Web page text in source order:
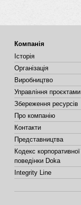
Компанія
Історія
Організація
Виробництво
Управління проєктами
Збереження ресурсів
Про компанію
Контакти
Представництва
Кодекс корпоративної
поведінки Doka
Integrity Line